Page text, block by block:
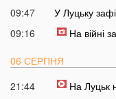
09:47
У Луцьку
09:16
На війні
06 СЕРПНЯ
21:44
На Луцьк